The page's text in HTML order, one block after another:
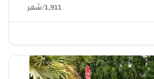
1,911
/شهر